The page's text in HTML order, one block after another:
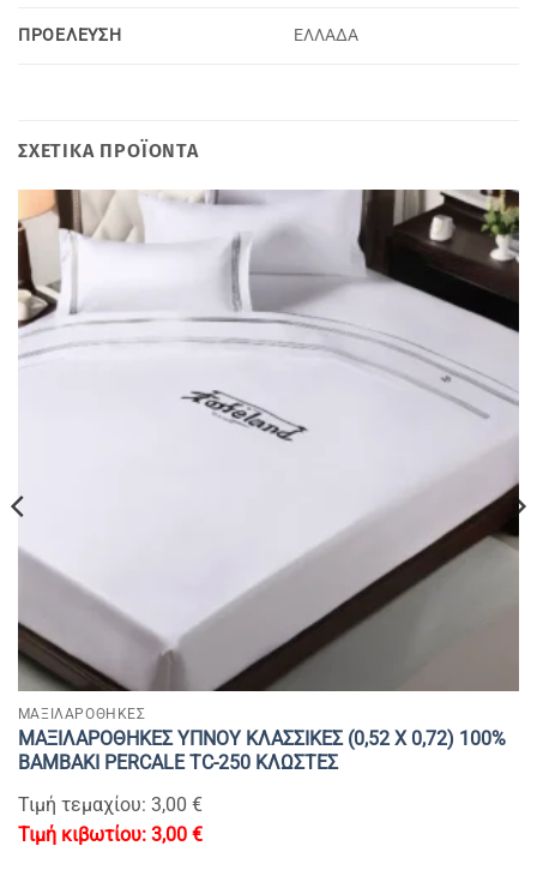
ΠΡΟΕΛΕΥΣΗ ΕΛΛΑΔΑ
ΣΧΕΤΙΚΆ ΠΡΟΪΌΝΤΑ
ΜΑΞΙΛΑΡΟΘΗΚΕΣ
ΜΑΞΙΛΑΡΟΘΗΚΕΣ ΥΠΝΟΥ ΚΛΑΣΣΙΚΕΣ (0,52 Χ 0,72) 100%
BAMBAKI PERCALE TC-250 ΚΛΩΣΤΕΣ
Τιμή τεμαχίου: 3,00 €
3,00 €